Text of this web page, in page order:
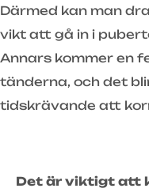
Därmed kan man
vikt att gå in i
Annars kommer en
tänderna, och det
tidskrävande att
Det är viktigt att